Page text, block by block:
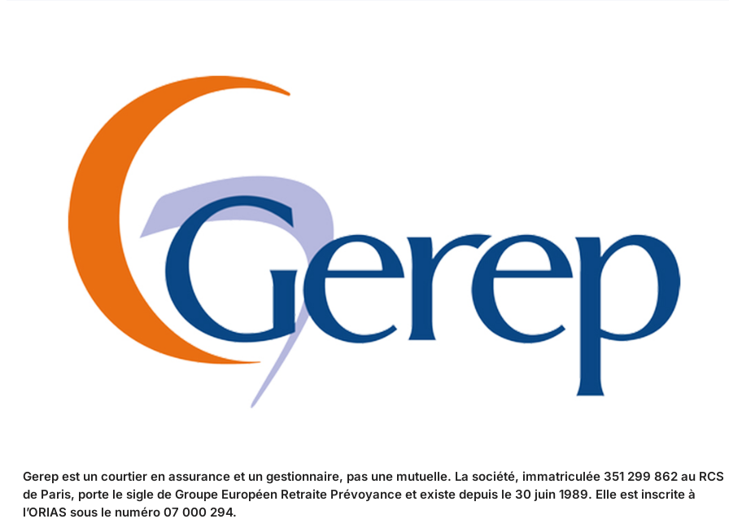
Gerep est un courtier en assurance et un gestionnaire, pas une mutuelle. La société, immatriculée 351 299 862 au RCS
de Paris, porte le sigle de Groupe Européen Retraite Prévoyance et existe depuis le 30 juin 1989. Elle est inscrite à
l’ORIAS sous le numéro 07 000 294.